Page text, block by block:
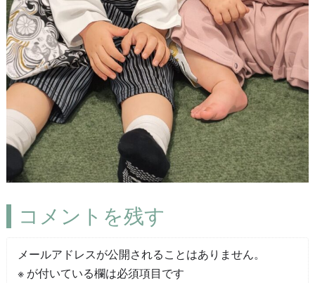
コメントを残す
メールアドレスが公開されることはありません。
※が付いている欄は必須項目です